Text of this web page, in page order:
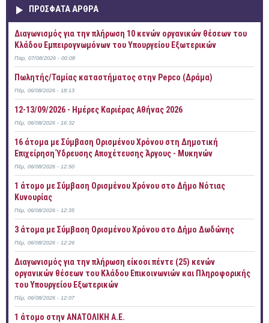
ΠΡOΣΦΑΤΑ AΡΘΡΑ
Διαγωνισμός για την πλήρωση 10 κενών οργανικών θέσεων του
Κλάδου Εμπειρογνωμόνων του Υπουργείου Εξωτερικών
Παρ, 07/08/2026 - 00:08
Πωλητής/Ταμίας καταστήματος στην Pepco (Δράμα)
Πέμ, 06/08/2026 - 18:13
12-13/09/2026 - Ημέρες Καριέρας Αθήνας 2026
Πέμ, 06/08/2026 - 16:32
16 άτομα με Σύμβαση Ορισμένου Χρόνου στη Δημοτική
Επιχείρηση Ύδρευσης Αποχέτευσης Άργους - Μυκηνών
Πέμ, 06/08/2026 - 12:50
1 άτομο με Σύμβαση Ορισμένου Χρόνου στο Δήμο Νότιας
Κυνουρίας
Πέμ, 06/08/2026 - 12:35
3 άτομα με Σύμβαση Ορισμένου Χρόνου στο Δήμο Δωδώνης
Πέμ, 06/08/2026 - 12:26
Διαγωνισμός για την πλήρωση είκοσι πέντε (25) κενών
οργανικών θέσεων του Κλάδου Επικοινωνιών και Πληροφορικής
του Υπουργείου Εξωτερικών
Πέμ, 06/08/2026 - 12:07
1 άτομο στην ΑΝΑΤΟΛΙΚΗ Α.Ε.